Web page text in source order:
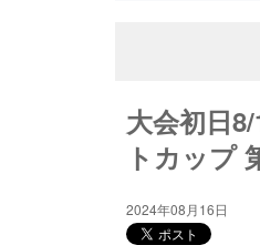
大会初日
トカップ
2024年08月16日